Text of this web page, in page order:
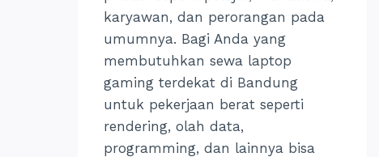
karyawan, dan perorangan pada
umumnya. Bagi Anda yang
membutuhkan sewa laptop
gaming terdekat di Bandung
untuk pekerjaan berat seperti
rendering, olah data,
programming, dan lainnya bisa